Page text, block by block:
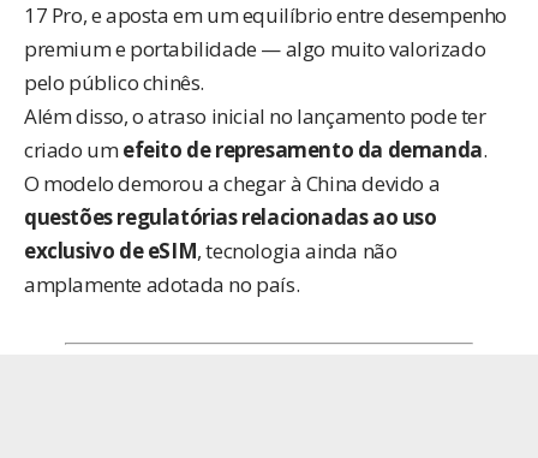
17 Pro, e aposta em um equilíbrio entre desempenho
premium e portabilidade — algo muito valorizado
pelo público chinês.
Além disso, o atraso inicial no lançamento pode ter
criado umefeito de represamento da demanda.
O modelo demorou a chegar à China devido a
questões regulatórias relacionadas ao uso
exclusivo de eSIM, tecnologia ainda não
amplamente adotada no país.